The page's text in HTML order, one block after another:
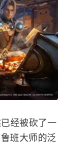
经被砍了一
班大师的泛